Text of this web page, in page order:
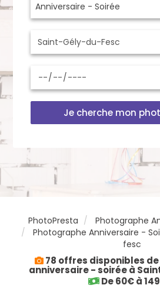
Anniversaire - Soirée
Je cherche mon
PhotoPresta
Photographe
Photographe Anniversaire -
fesc
78 offres disponibles
anniversaire - soirée à
De 60€ à